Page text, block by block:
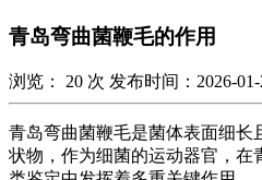
青岛弯曲菌鞭毛的作用
浏览： 20 次 发布时间：2026-01-
青岛弯曲菌鞭毛是菌体表面细长
状物，作为细菌的运动器官，在